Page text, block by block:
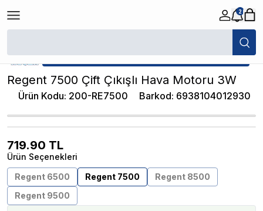
2
/ Regent 7500 Çift Çıkışlı Hava Motoru 3W
★ Atakan Petshop, Regent yetkili satıcısıdır.
Regent 7500 Çift Çıkışlı Hava Motoru 3W
Ürün Kodu: 200-RE7500 Barkod: 6938104012930
719.90 TL
Ürün Seçenekleri
Regent 6500
Regent 7500
Regent 8500
Regent 9500